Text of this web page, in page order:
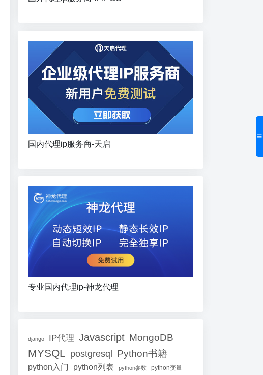
国内代理ip服务商-天启
专业国内代理ip-神龙代理
django IP代理 Javascript MongoDB
MYSQL postgresql Python书籍
python入门 python列表 python参数 python变量